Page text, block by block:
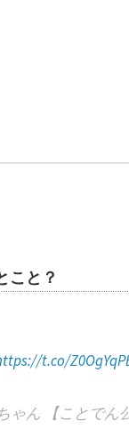
こと？
t.co/
ゃん 【ことでん